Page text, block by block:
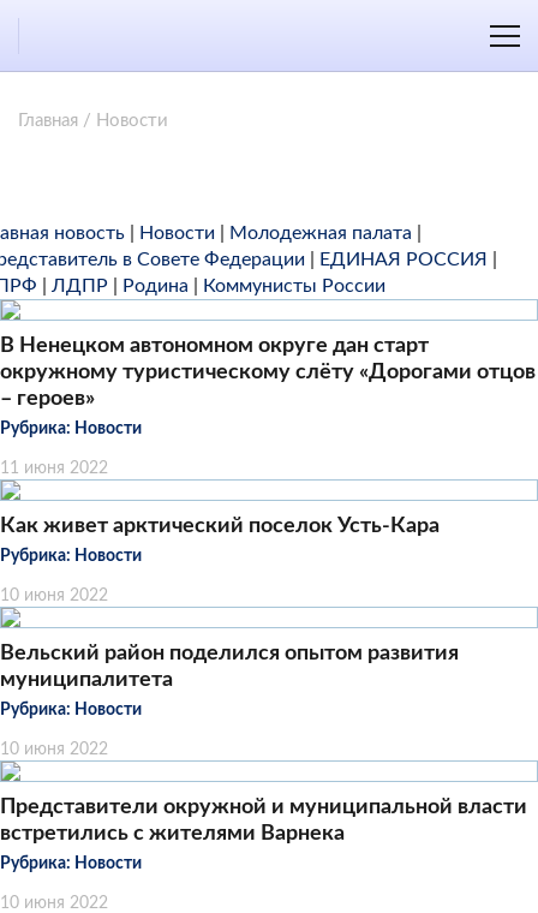
Главная / Новости
новость Новости Молодежная палата
в Совете Федерации
ЕДИНАЯ РОССИЯ
ЛДПР Родина Коммунисты России
В Ненецком автономном округе дан старт
окружному туристическому слёту «Дорогами отцов
– героев»
Рубрика: Новости
11 июня 2022
Как живет арктический поселок Усть-Кара
Рубрика: Новости
10 июня 2022
Вельский район поделился опытом развития
муниципалитета
Рубрика: Новости
10 июня 2022
Представители окружной и муниципальной власти
встретились с жителями Варнека
Рубрика: Новости
10 июня 2022